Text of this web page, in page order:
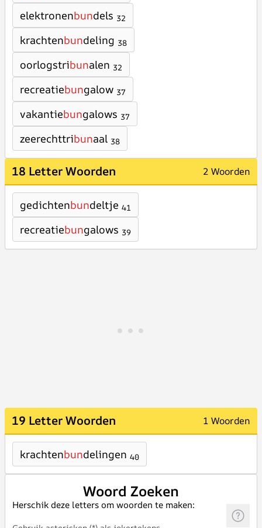
elektronenbundels 32
krachtenbundeling 38
oorlogstribunalen 32
recreatiebungalow 37
vakantiebungalows 37
zeerechttribunaal 38
18 Letter Woorden 2 Woorden
gedichtenbundeltje 41
recreatiebungalows 39
19 Letter Woorden 1 Woorden
krachtenbundelingen 40
Woord Zoeken
Herschik deze letters om woorden te maken: